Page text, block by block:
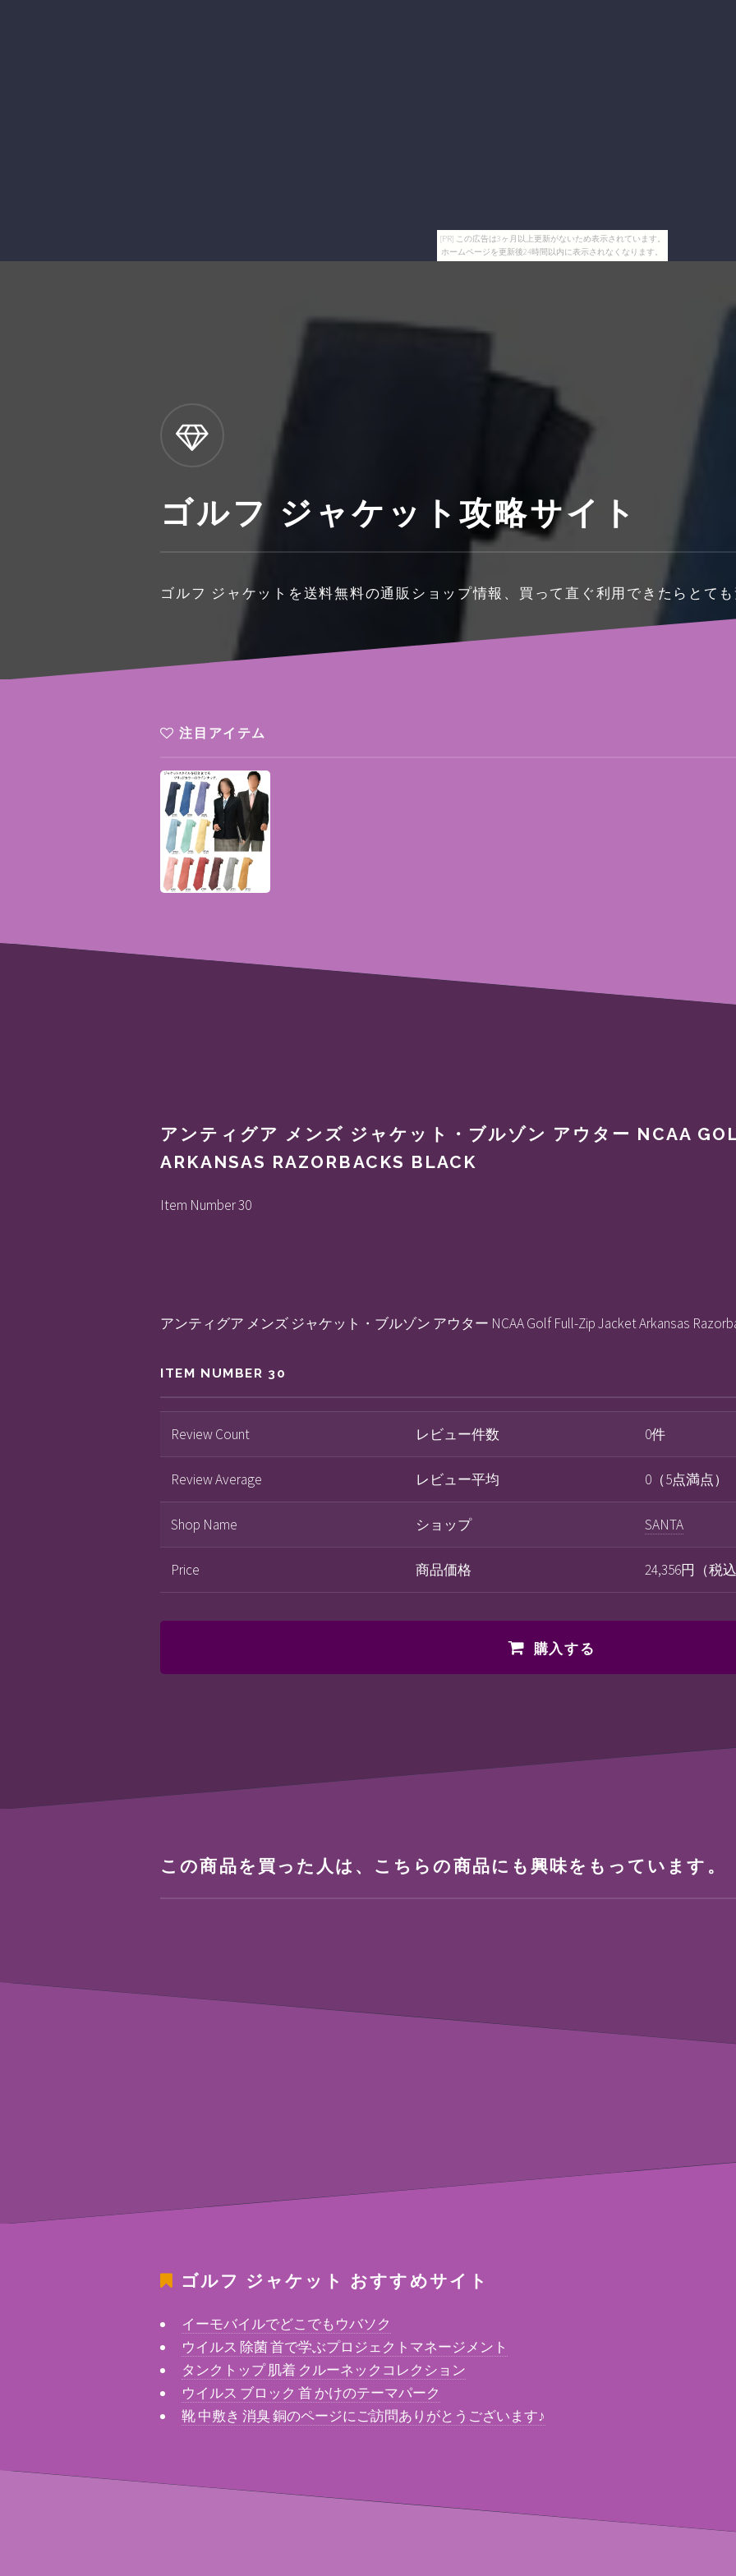
[PR] この広告は3ヶ月以上更新がないため表示されています。
ホームページを更新後24時間以内に表示されなくなります。
ゴルフ ジャケット攻略サイト
ゴルフ ジャケットを送料無料の通販ショップ情報、買って直ぐ利用できたらとて
注目アイテム
アンティグア メンズ ジャケット・ブルゾン アウター NCAA
ARKANSAS RAZORBACKS BLACK
Item Number 30
アンティグア メンズ ジャケット・ブルゾン アウター NCAA Golf Full-Zip Jacket Arkansas
ITEM NUMBER 30
Review Count レビュー件数 0件
Review Average レビュー平均 0（5点満点）
Shop Name ショップ SANTA
Price 商品価格 24,356円（税
購入する
この商品を買った人は、こちらの商品にも興味をもっています。
ゴルフ ジャケット おすすめサイト
イーモバイルでどこでもウバソク
ウイルス 除菌 首で学ぶプロジェクトマネージメント
タンクトップ 肌着 クルーネックコレクション
ウイルス ブロック 首 かけのテーマパーク
靴 中敷き 消臭 銅のページにご訪問ありがとうございます♪